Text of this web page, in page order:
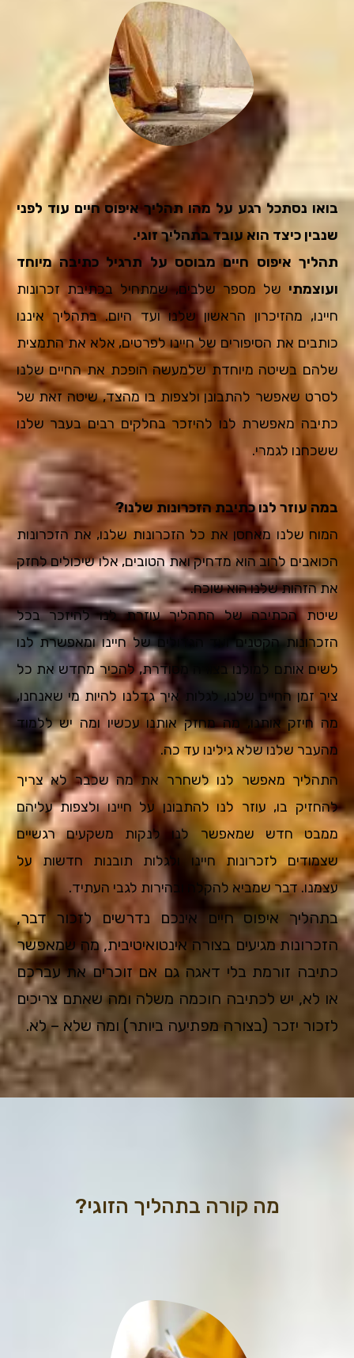
בואו נסתכל רגע על מהו תהליך איפוס חיים עוד לפני
שנבין כיצד הוא עובד בתהליך זוגי.
תהליך איפוס חיים מבוסס על תרגיל כתיבה מיוחד
ועוצמתי של מספר שלבים, שמתחיל בכתיבת זכרונות
חיינו, מהזיכרון הראשון שלנו ועד היום. בתהליך איננו
כותבים את הסיפורים של חיינו לפרטים, אלא את התמצית
שלהם בשיטה מיוחדת שלמעשה הופכת את החיים שלנו
לסרט שאפשר להתבונן ולצפות בו מהצד, שיטה זאת של
כתיבה מאפשרת לנו להיזכר בחלקים רבים בעבר שלנו
ששכחנו לגמרי.
במה עוזר לנו כתיבת הזכרונות שלנו?
המוח שלנו מאחסן את כל הזכרונות שלנו, את הזכרונות
הכואבים לרוב הוא מדחיק ואת הטובים, אלו שיכולים לחזק
את הזהות שלנו הוא שוכח.
שיטת הכתיבה של התהליך עוזרת לנו להיזכר בכל
הזכרונות הקטנים ועד הגדולים של חיינו ומאפשרת לנו
לשים אותם למולנו בצורה מסודרת, להכיר מחדש את כל
ציר זמן החיים שלנו, לגלות איך גדלנו להיות מי שאנחנו,
מה חיזק אותנו, מה מחזק אותנו עכשיו ומה יש ללמוד
מהעבר שלנו שלא גילינו עד כה.
התהליך מאפשר לנו לשחרר את מה שכבר לא צריך
להחזיק בו, עוזר לנו להתבונן על חיינו ולצפות עליהם
ממבט חדש שמאפשר לנו לנקות משקעים רגשיים
שצמודים לזכרונות חיינו ולגלות תובנות חדשות על
עצמנו.דבר שמביא להקלה ובהירות לגבי העתיד.
בתהליך איפוס חיים אינכם נדרשים לזכור דבר,
הזכרונות מגיעים בצורה אינטואיטיבית, מה שמאפשר
כתיבה זורמת בלי דאגה גם אם זוכרים את עברכם
או לא, יש לכתיבה חוכמה משלה ומה שאתם צריכים
לזכור יזכר (בצורה מפתיעה ביותר) ומה שלא – לא.
מה קורה בתהליך הזוגי?